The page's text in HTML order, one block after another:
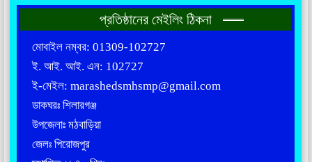
প্রতিষ্ঠানের মেইলিং ঠিকনা
মোবাইল নম্বর: 01309-102727
ই. আই. আই. এন: 102727
ই-মেইল: marashedsmhsmp@gmail.com
ডাকঘরঃ শিলারগঞ্জ
উপজেলাঃ মঠবাড়িয়া
জেলঃ পিরোজপুর